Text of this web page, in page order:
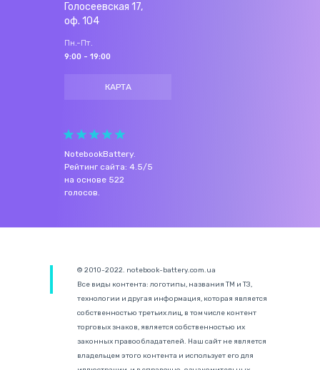
Голосеевская 17,
оф. 104
Пн.-Пт.
9:00 - 19:00
КАРТА
NotebookBattery.
Рейтинг сайта: 4.5/5
на основе 522
голосов.
© 2010-2022. notebook-battery.com.ua
Все виды контента: логотипы, названия ТМ и ТЗ,
технологии и другая информация, которая является
собственностью третьих лиц, в том числе контент
торговых знаков, является собственностью их
законных правообладателей. Наш сайт не является
владельцем этого контента и использует его для